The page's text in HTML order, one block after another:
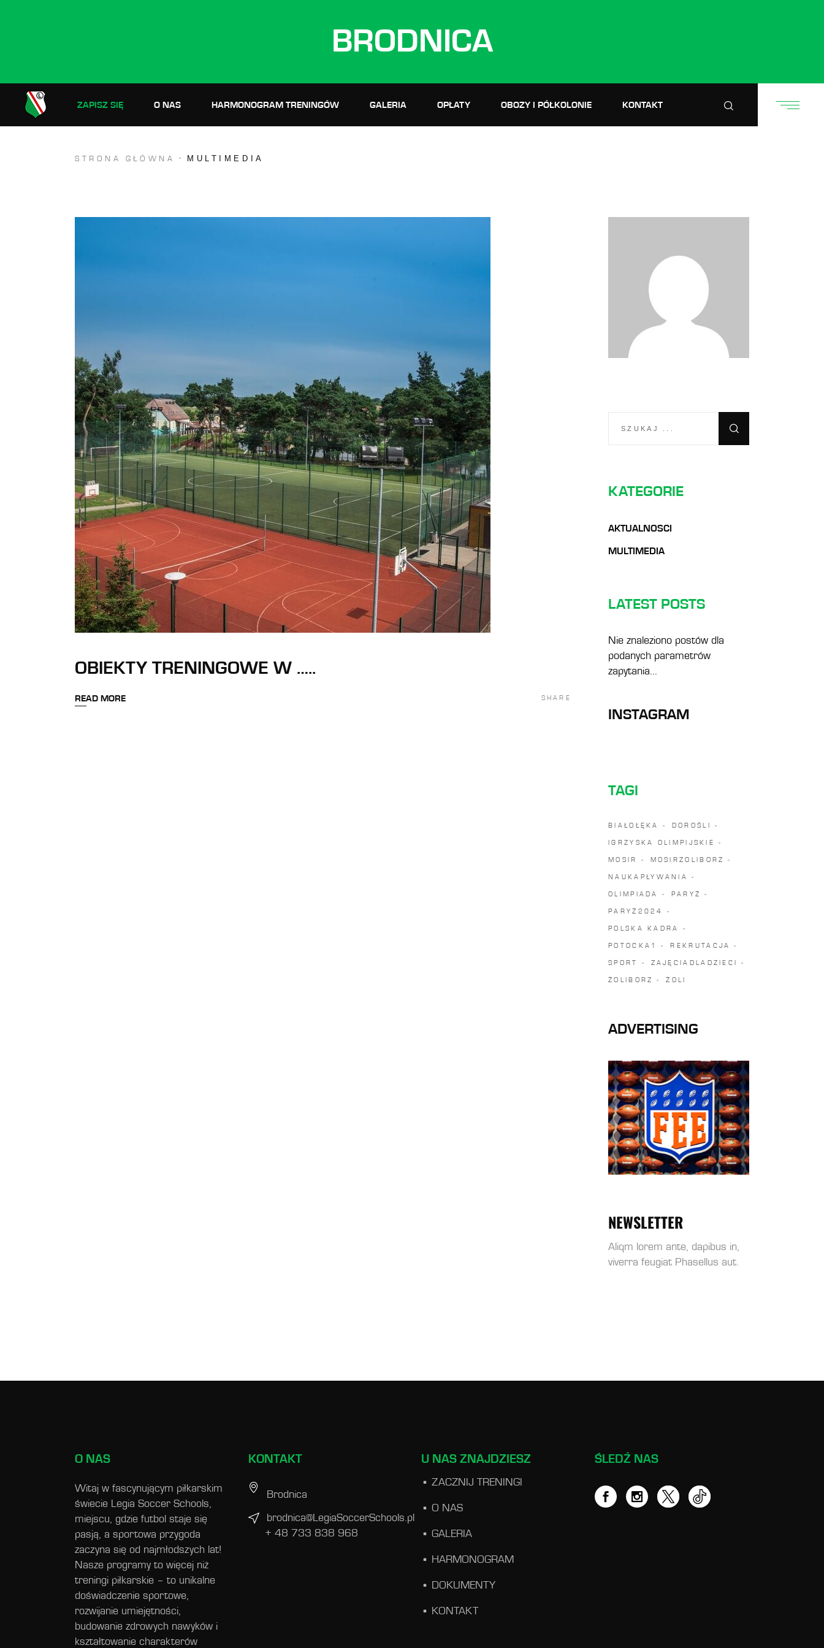
BRODNICA
ZAPISZ SIĘ O NAS HARMONOGRAM TRENINGÓW GALERIA OPŁATY OBOZY I PÓŁKOLONIE KONTAKT
STRONA GŁÓWNA MULTIMEDIA
OBIEKTY TRENINGOWE W …..
READ MORE SHARE
KATEGORIE
AKTUALNOSCI
MULTIMEDIA
LATEST POSTS
Nie znaleziono postów dla
podanych parametrów
zapytania...
INSTAGRAM
TAGI
BIAŁOŁĘKA DOROŚLI
IGRZYSKA OLIMPIJSKIE
MOSIR MOSIRZOLIBORZ
NAUKAPŁYWANIA
OLIMPIADA PARYŻ
PARYŻ2024
POLSKA KADRA
POTOCKA1 REKRUTACJA
SPORT ZAJĘCIADLADZIECI
ŻOLIBORZ ŻOLI
ADVERTISING
NEWSLETTER
Aliqm lorem ante, dapibus in,
viverra feugiat Phasellus aut.
O NAS
Witaj w fascynującym piłkarskim
świecie Legia Soccer Schools,
miejscu, gdzie futbol staje się
pasją, a sportowa przygoda
zaczyna się od najmłodszych lat!
Nasze programy to więcej niż
treningi piłkarskie – to unikalne
doświadczenie sportowe,
rozwijanie umiejętności,
budowanie zdrowych nawyków i
kształtowanie charakterów
KONTAKT
Brodnica
brodnica@LegiaSoccerSchools.pl
+ 48 733 838 968
U NAS ZNAJDZIESZ
ZACZNIJ TRENINGI
O NAS
GALERIA
HARMONOGRAM
DOKUMENTY
KONTAKT
ŚLEDŹ NAS